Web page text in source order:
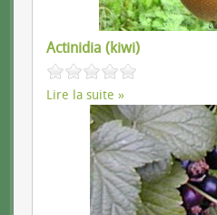
Actinidia (kiwi)
Lire la suite